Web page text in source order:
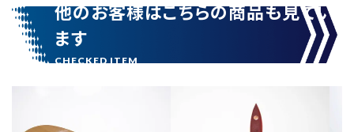
他のお客様はこちらの商品も見てい
ます